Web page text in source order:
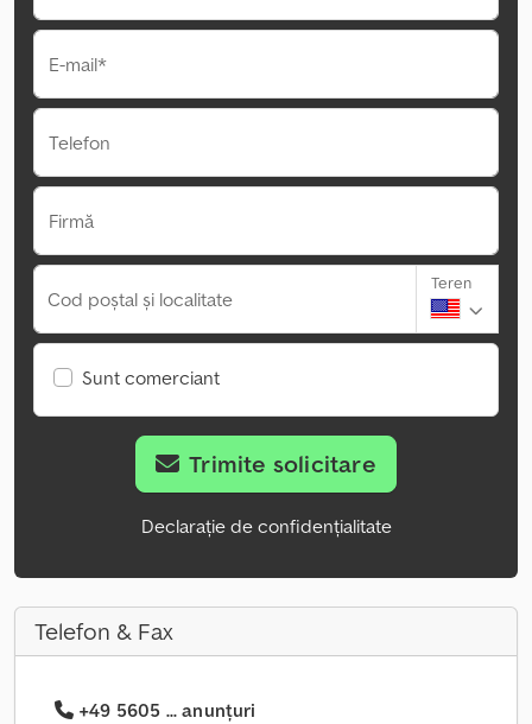
E-mail*
Telefon
Firmă
Cod poștal și localitate
Teren
Sunt comerciant
Trimite solicitare
Declarație de confidențialitate
Telefon & Fax
+49 5605 ... anunțuri